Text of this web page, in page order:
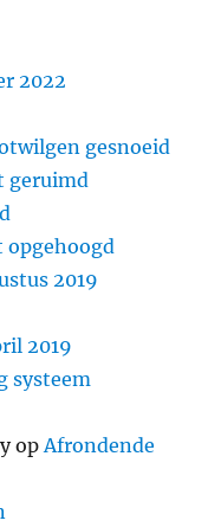
2022
gesnoeid
geruimd
opgehoogd
2019
2019
systeem
opAfrondende